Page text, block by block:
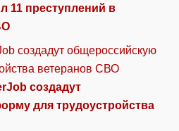
11 преступлений в
создадут
для трудоустройства